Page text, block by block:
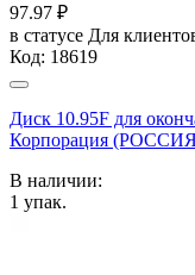
97.97 ₽
в статусе Для
Код: 18619
Диск 10.95F для
Корпорация
В наличии:
1 упак.